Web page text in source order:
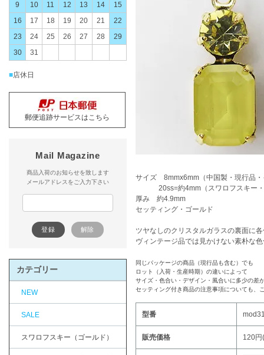
サイズ 8mmx6mm（中国製・現行品・
20ss=約4mm（スワロフスキー・
厚み 約4.9mm
セッティング・ゴールド
ツヤなしのクリスタルガラスの裏面に
ヴィンテージ品では見かけない素朴な
同じパッケージの商品（現行品も含む）でも
ロット（入荷・生産時期）の違いによって
サイズ・色合い・デザイン・風合いに多少の差
セッティング付き商品の注意事項についても、
型番
販売価格 120円
9
10 11 12 13 14
15
16
17 18 19 20 21
22
23
24 25 26 27 28
29
30
31
■店休日
郵便追跡サービスはこちら
Mail Magazine
商品入荷のお知らせを致します
メールアドレスをご入力下さい
カテゴリー
NEW
SALE
スワロフスキー（ゴールド）